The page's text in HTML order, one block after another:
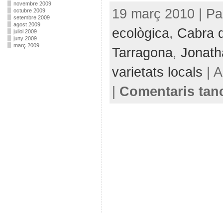
novembre 2009
octubre 2009
setembre 2009
agost 2009
juliol 2009
juny 2009
març 2009
19 març 2010 |
ecològica, Cabra
Tarragona,
varietats locals |
Comentaris